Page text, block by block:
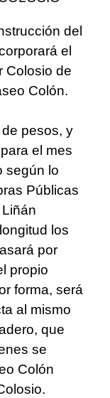
del
el
Colosio de
Colón.
pesos, y
el mes
según lo
Públicas
los
por
propio
forma, será
al mismo
que
se
Colón